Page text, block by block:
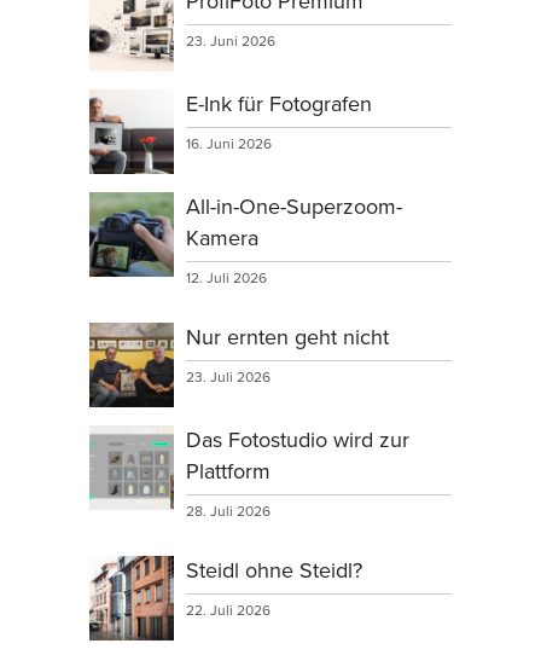
23. Juni 2026
E-Ink für Fotografen
16. Juni 2026
All-in-One-Superzoom-
Kamera
12. Juli 2026
Nur ernten geht nicht
23. Juli 2026
Das Fotostudio wird zur
Plattform
28. Juli 2026
Steidl ohne Steidl?
22. Juli 2026